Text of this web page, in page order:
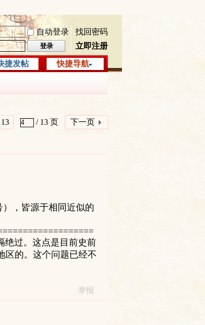
自动登录
找回密码
登录 立即注册
快捷导航
捷发帖
/ 13 页 下一页
，皆源于相同近似的
绝过。这点是目前史前
区的。这个问题已经不
举报